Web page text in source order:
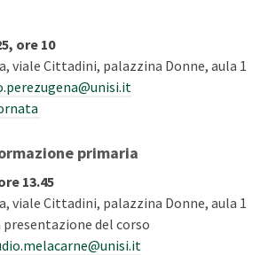
ore 10
viale Cittadini, palazzina Donne, aula 1
primaria
13.45
viale Cittadini, palazzina Donne, aula 1
del corso